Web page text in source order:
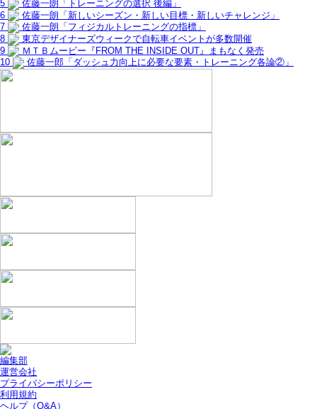
5
佐藤一朗「トレーニングの選択 後編」
6
佐藤一朗「新しいシーズン・新しい目標・新しいチャレンジ」
7
佐藤一朗「フィジカルトレーニングの指標」
8
東京デザイナーズウィークで自転車イベントが多数開催
9
ＭＴＢムービー『FROM THE INSIDE OUT』まもなく発売
10
佐藤一郎「ダッシュ力向上に必要な要素・トレーニング各論②」
編集部
運営会社
プライバシーポリシー
利用規約
ヘルプ（Q&A）